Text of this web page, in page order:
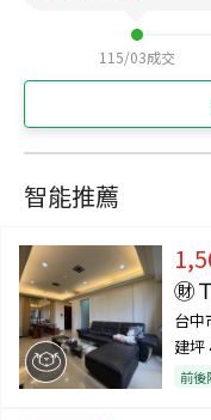
115/03成交
智能推薦
㊖
台中
建坪
前後